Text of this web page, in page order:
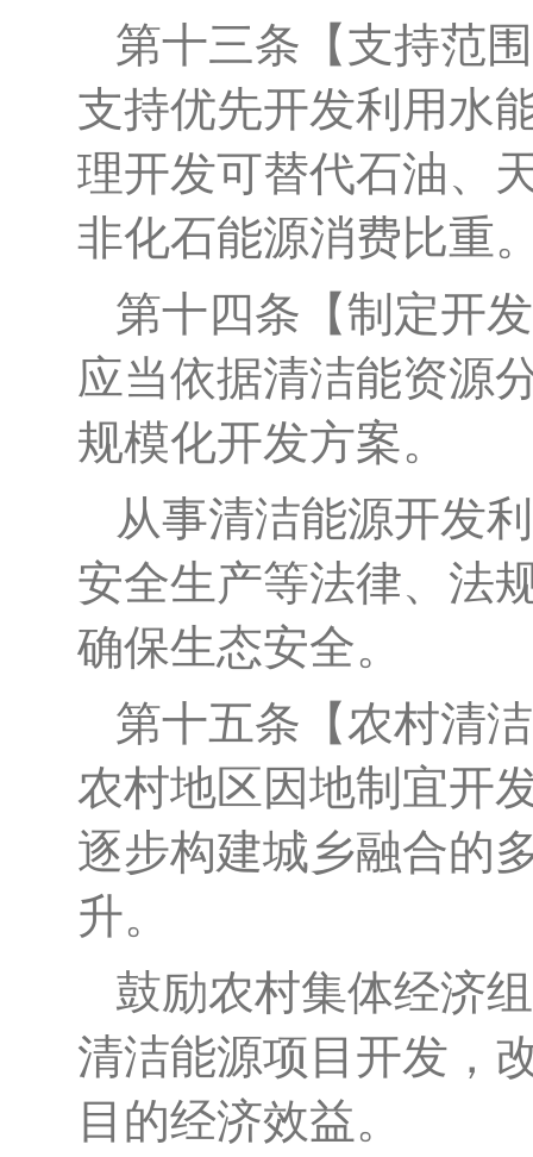
第十三条 【支持范围
支持优先开发利用水
理开发可替代石油、
非化石能源消费比重
第十四条 【制定开
应当依据清洁能资源
规模化开发方案。
从事清洁能源开发
安全生产等法律、法
确保生态安全。
第十五条 【农村清
农村地区因地制宜开
逐步构建城乡融合的
升。
鼓励农村集体经济
清洁能源项目开发，
目的经济效益。